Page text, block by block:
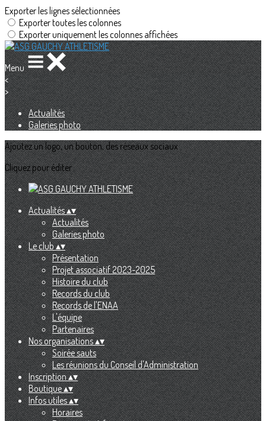
Exporter les lignes sélectionnées
Exporter toutes les colonnes
Exporter uniquement les colonnes affichées
Menu
<
>
Actualités
Galeries photo
Ajoutez un logo, un bouton, des réseaux sociaux
Cliquez pour éditer
Actualités▴▾
Actualités
Galeries photo
Le club▴▾
Présentation
Projet associatif 2023-2025
Histoire du club
Records du club
Records de l'ENAA
L'équipe
Partenaires
Nos organisations▴▾
Soirée sauts
Les réunions du Conseil d'Administration
Inscription▴▾
Boutique▴▾
Infos utiles▴▾
Horaires